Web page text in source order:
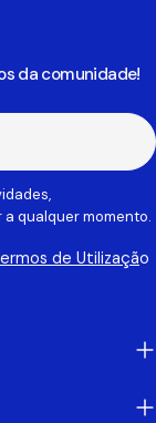
da comunidade!
qualquer momento.
de Utilização